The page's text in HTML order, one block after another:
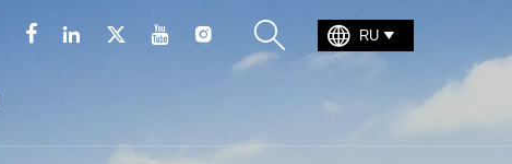
       RU 